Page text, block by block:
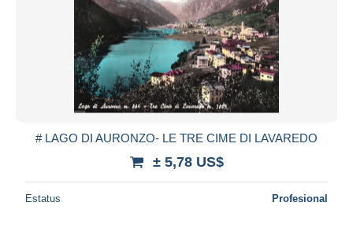
# LAGO DI AURONZO- LE TRE CIME DI LAVAREDO
± 5,78 US$
Estatus Profesional